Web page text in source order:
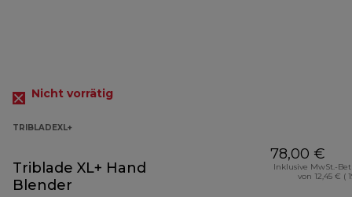
Nicht vorrätig
TRIBLADEXL+
Triblade XL+ Hand
Blender
78,00 €
Inklusive MwSt.-
von 12,45 € (